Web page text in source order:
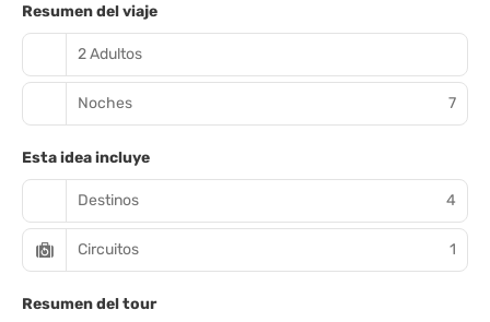
Resumen del viaje
2 Adultos
Noches 7
Esta idea incluye
Destinos 4
Circuitos 1
Resumen del tour